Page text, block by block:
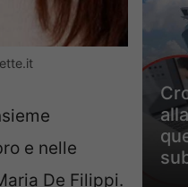
e nelle
De Filippi.